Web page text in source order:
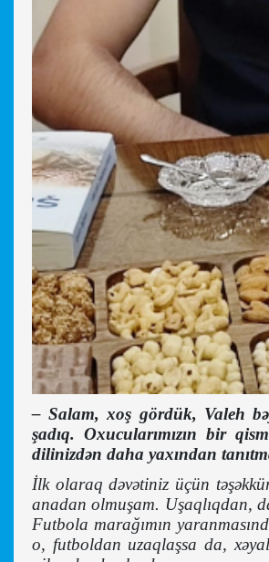
–Salam, xoş gördük, Valeh
şadıq. Oxucularımızın bir
dilinizdən daha yaxından
İlk olaraq dəvətiniz üçün
anadan olmuşam. Uşaqlıqdan,
Futbola marağımın
o, futboldan uzaqlaşsa da,